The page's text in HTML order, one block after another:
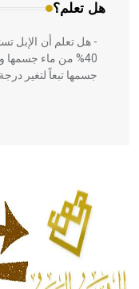
هل تعلم؟
- هل تعلم أن الإبل
40% من ماء جسمها
جسمها تبعاً لتغير
الحكم، الأدلة،
له الفضل بأنه حرر
- هل تعلم أن